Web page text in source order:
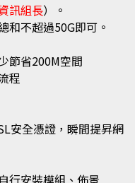
訊組長）。
和不超過50G即可。
節省200M空間
程
安全憑證，瞬間提昇網
行安裝模組、佈景